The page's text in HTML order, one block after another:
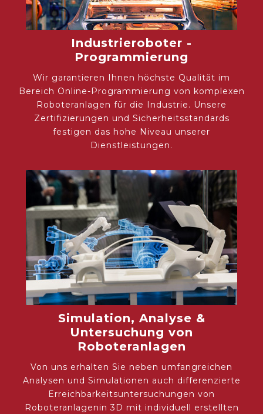
Industrieroboter -
Programmierung
Wir garantieren Ihnen höchste Qualität im
Bereich Online-Programmierung von komplexen
Roboteranlagen für die Industrie. Unsere
Zertifizierungen und Sicherheitsstandards
festigen das hohe Niveau unserer
Dienstleistungen.
Simulation, Analyse &
Untersuchung von
Roboteranlagen
Von uns erhalten Sie neben umfangreichen
Analysen und Simulationen auch differen­zierte
Erreichbarkeitsuntersuchungen von
Roboteranlagenin 3D mit individuell erstellten